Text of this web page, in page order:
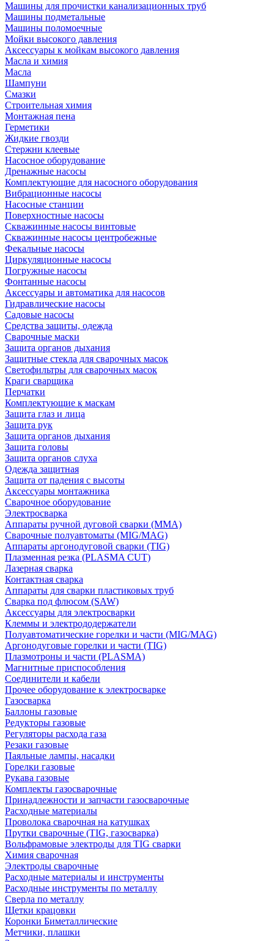
Машины для прочистки канализационных труб
Машины подметальные
Машины поломоечные
Мойки высокого давления
Аксессуары к мойкам высокого давления
Масла и химия
Масла
Шампуни
Смазки
Строительная химия
Монтажная пена
Герметики
Жидкие гвозди
Стержни клеевые
Насосное оборудование
Дренажные насосы
Комплектующие для насосного оборудования
Вибрационные насосы
Насосные станции
Поверхностные насосы
Скважинные насосы винтовые
Скважинные насосы центробежные
Фекальные насосы
Циркуляционные насосы
Погружные насосы
Фонтанные насосы
Аксессуары и автоматика для насосов
Гидравлические насосы
Садовые насосы
Средства защиты, одежда
Сварочные маски
Защита органов дыхания
Защитные стекла для сварочных масок
Светофильтры для сварочных масок
Краги сварщика
Перчатки
Комплектующие к маскам
Защита глаз и лица
Защита рук
Защита органов дыхания
Защита головы
Защита органов слуха
Одежда защитная
Защита от падения с высоты
Аксессуары монтажника
Сварочное оборудование
Электросварка
Аппараты ручной дуговой сварки (MMA)
Сварочные полуавтоматы (MIG/MAG)
Аппараты аргонодуговой сварки (TIG)
Плазменная резка (PLASMA CUT)
Лазерная сварка
Контактная сварка
Аппараты для сварки пластиковых труб
Сварка под флюсом (SAW)
Аксессуары для электросварки
Клеммы и электрододержатели
Полуавтоматические горелки и части (MIG/MAG)
Аргонодуговые горелки и части (TIG)
Плазмотроны и части (PLASMA)
Магнитные приспособления
Соединители и кабели
Прочее оборудование к электросварке
Газосварка
Баллоны газовые
Редукторы газовые
Регуляторы расхода газа
Резаки газовые
Паяльные лампы, насадки
Горелки газовые
Рукава газовые
Комплекты газосварочные
Принадлежности и запчасти газосварочные
Расходные материалы
Проволока сварочная на катушках
Прутки сварочные (TIG, газосварка)
Вольфрамовые электроды для TIG сварки
Химия сварочная
Электроды сварочные
Расходные материалы и инструменты
Расходные инструменты по металлу
Сверла по металлу
Щетки крацовки
Коронки Биметаллические
Метчики, плашки